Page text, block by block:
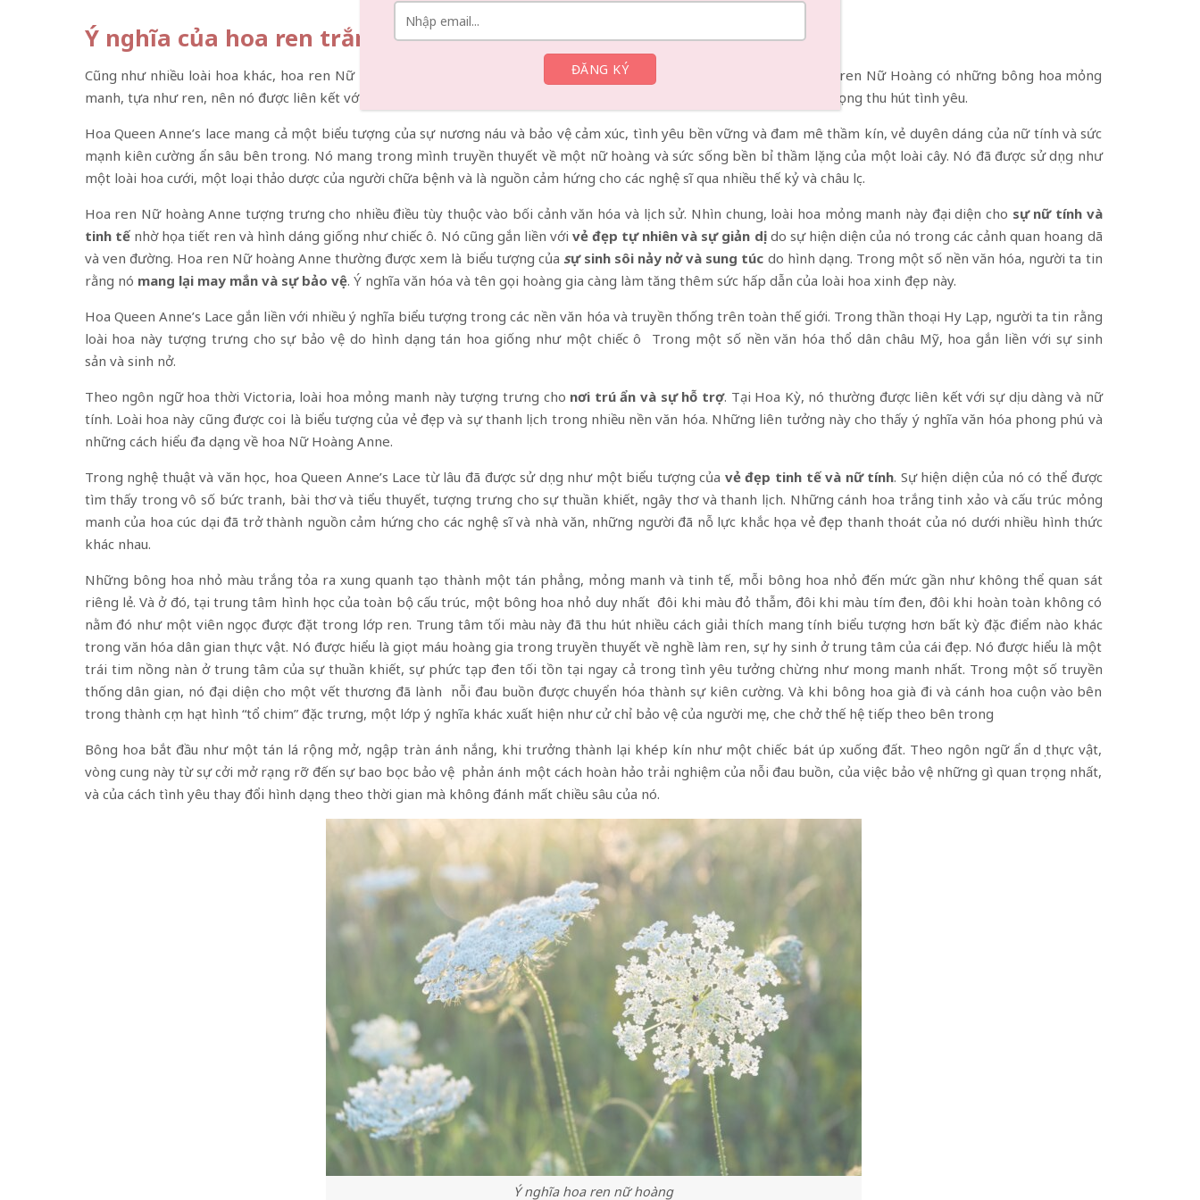
Ý nghĩa của hoa ren trắng ( Queen Anne’s Lace)
Cũng như nhiều loài hoa khác, hoa ren Nữ Hoàng (Queen Anne’s Lace) có ý nghĩa và biểu tượng riêng biệt. Bởi vì hoa ren Nữ Hoàng có những bông hoa mỏng
manh, tựa như ren, nên nó được liên kết với vẻ đẹp, và nhiều phụ nữ đã thêm loài hoa này vào bồn tắm của mình với hy vọng thu hút tình yêu.
Hoa Queen Anne’s lace mang cả một biểu tượng của sự nương náu và bảo vệ cảm xúc, tình yêu bền vững và đam mê thầm kín, vẻ duyên dáng của nữ tính và sức
mạnh kiên cường ẩn sâu bên trong. Nó mang trong mình truyền thuyết về một nữ hoàng và sức sống bền bỉ thầm lặng của một loài cây. Nó đã được sử dụng như
một loài hoa cưới, một loại thảo dược của người chữa bệnh và là nguồn cảm hứng cho các nghệ sĩ qua nhiều thế kỷ và châu lục.
Hoa ren Nữ hoàng Anne tượng trưng cho nhiều điều tùy thuộc vào bối cảnh văn hóa và lịch sử. Nhìn chung, loài hoa mỏng manh này đại diện cho sự nữ tínhvà
tinh tếnhờ họa tiết ren và hình dáng giống như chiếc ô. Nó cũng gắn liền với vẻ đẹp tự nhiên và sự giản dịdo sự hiện diện của nó trong các cảnh quan hoang dã
và ven đường. Hoa ren Nữ hoàng Anne thường được xem là biểu tượng của sự sinh sôi nảy nở và sung túc do hình dạng. Trong một số nền văn hóa, người ta tin
rằng nó mang lại may mắnvà sự bảo vệ. Ý nghĩa văn hóa và tên gọi hoàng gia càng làm tăng thêm sức hấp dẫn của loài hoa xinh đẹp này.
Hoa Queen Anne’s Lace gắn liền với nhiều ý nghĩa biểu tượng trong các nền văn hóa và truyền thống trên toàn thế giới. Trong thần thoại Hy Lạp, người ta tin rằng
loài hoa này tượng trưng cho sự bảo vệ do hình dạng tán hoa giống như một chiếc ô Trong một số nền văn hóa thổ dân châu Mỹ, hoa gắn liền với sự sinh
sản và sinh nở.
Theo ngôn ngữ hoa thời Victoria, loài hoa mỏng manh này tượng trưng cho nơi trú ẩn và sự hỗ trợ. Tại Hoa Kỳ, nó thường được liên kết với sự dịu dàng và nữ
tính. Loài hoa này cũng được coi là biểu tượng của vẻ đẹp và sự thanh lịch trong nhiều nền văn hóa. Những liên tưởng này cho thấy ý nghĩa văn hóa phong phú và
những cách hiểu đa dạng về hoa Nữ Hoàng Anne.
Trong nghệ thuật và văn học, hoa Queen Anne’s Lace từ lâu đã được sử dụng như một biểu tượng của vẻ đẹp tinh tế và nữ tính. Sự hiện diện của nó có thể được
tìm thấy trong vô số bức tranh, bài thơ và tiểu thuyết, tượng trưng cho sự thuần khiết, ngây thơ và thanh lịch. Những cánh hoa trắng tinh xảo và cấu trúc mỏng
manh của hoa cúc dại đã trở thành nguồn cảm hứng cho các nghệ sĩ và nhà văn, những người đã nỗ lực khắc họa vẻ đẹp thanh thoát của nó dưới nhiều hình thức
khác nhau.
Những bông hoa nhỏ màu trắng tỏa ra xung quanh tạo thành một tán phẳng, mỏng manh và tinh tế, mỗi bông hoa nhỏ đến mức gần như không thể quan sát
riêng lẻ. Và ở đó, tại trung tâm hình học của toàn bộ cấu trúc, một bông hoa nhỏ duy nhất đôi khi màu đỏ thẫm, đôi khi màu tím đen, đôi khi hoàn toàn không có
nằm đó như một viên ngọc được đặt trong lớp ren. Trung tâm tối màu này đã thu hút nhiều cách giải thích mang tính biểu tượng hơn bất kỳ đặc điểm nào khác
trong văn hóa dân gian thực vật. Nó được hiểu là giọt máu hoàng gia trong truyền thuyết về nghề làm ren, sự hy sinh ở trung tâm của cái đẹp. Nó được hiểu là một
trái tim nồng nàn ở trung tâm của sự thuần khiết, sự phức tạp đen tối tồn tại ngay cả trong tình yêu tưởng chừng như mong manh nhất. Trong một số truyền
thống dân gian, nó đại diện cho một vết thương đã lành nỗi đau buồn được chuyển hóa thành sự kiên cường. Và khi bông hoa già đi và cánh hoa cuộn vào bên
trong thành cụm hạt hình “tổ chim” đặc trưng, ​​một lớp ý nghĩa khác xuất hiện như cử chỉ bảo vệ của người mẹ, che chở thế hệ tiếp theo bên trong
Bông hoa bắt đầu như một tán lá rộng mở, ngập tràn ánh nắng, khi trưởng thành lại khép kín như một chiếc bát úp xuống đất. Theo ngôn ngữ ẩn dụ thực vật,
vòng cung này từ sự cởi mở rạng rỡ đến sự bao bọc bảo vệ phản ánh một cách hoàn hảo trải nghiệm của nỗi đau buồn, của việc bảo vệ những gì quan trọng nhất,
và của cách tình yêu thay đổi hình dạng theo thời gian mà không đánh mất chiều sâu của nó.
Ý nghĩa hoa ren nữ hoàng